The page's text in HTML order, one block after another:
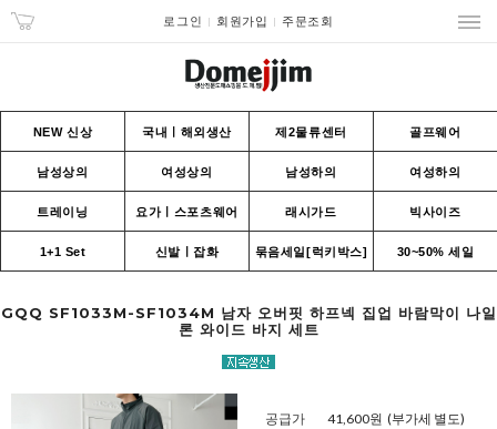
로그인 회원가입 주문조회
NEW 신상 국내ㅣ해외생산 제2물류센터 골프웨어
남성상의 여성상의 남성하의 여성하의
트레이닝 요가ㅣ스포츠웨어 래시가드 빅사이즈
1+1 Set 신발ㅣ잡화 묶음세일[럭키박스] 30~50% 세일
GQQ SF1033M-SF1034M 남자 오버핏 하프넥 집업 바람막이 나일
론 와이드 바지 세트
공급가 41,600원 (부가세 별도)